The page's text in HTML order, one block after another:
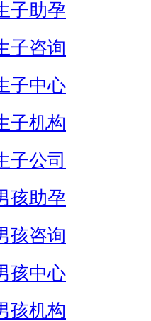
子助孕
子咨询
子中心
子机构
子公司
孩助孕
孩咨询
孩中心
孩机构